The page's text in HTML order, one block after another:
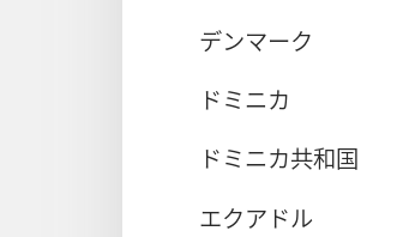
デンマーク
ドミニカ
ドミニカ共和国
エクアドル